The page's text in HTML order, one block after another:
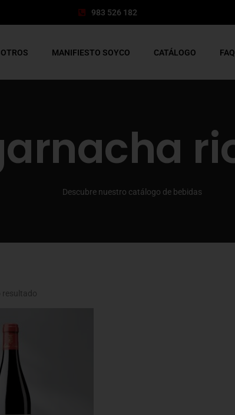
983 526 182
MANIFIESTO SOYCO CATÁLOGO
Descubre nuestro catálogo de bebidas
resultado